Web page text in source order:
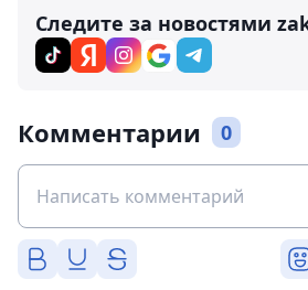
Следите за новостями
Комментарии 0